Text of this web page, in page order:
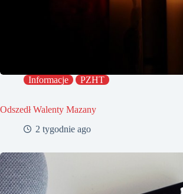
Informacje PZHT
Odszedł Walenty Mazany
2 tygodnie ago